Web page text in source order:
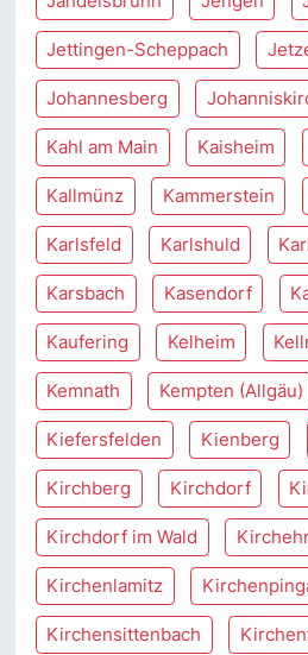
Jettingen-Scheppach
Johannesberg
Kahl am Main Kaisheim
Kallmünz Kammerstein
Karlsfeld Karlshuld
Karsbach Kasendorf
Kaufering Kelheim
Kemnath Kempten (Allgäu)
Kiefersfelden Kienberg
Kirchberg Kirchdorf
Kirchdorf im Wald
Kirchenlamitz
Kirchensittenbach